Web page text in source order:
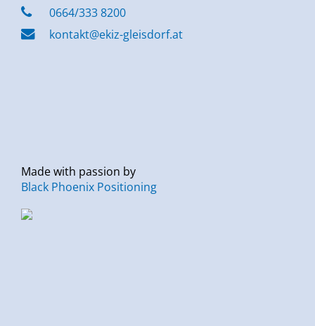
0664/333 8200
kontakt@ekiz-gleisdorf.at
Made with passion by
Black Phoenix Positioning